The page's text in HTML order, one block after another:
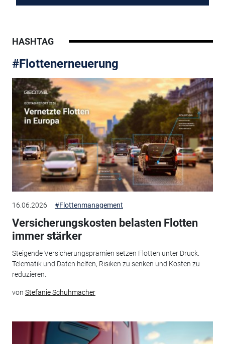
HASHTAG
#Flottenerneuerung
16.06.2026 #Flottenmanagement
Versicherungskosten belasten Flotten
immer stärker
Steigende Versicherungsprämien setzen Flotten unter Druck.
Telematik und Daten helfen, Risiken zu senken und Kosten zu
reduzieren.
von Stefanie Schuhmacher